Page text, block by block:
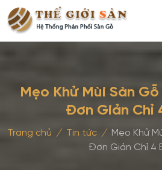
Mẹo Khử Mùi Sàn
Đơn Giản Chỉ
Trang chủ / Tin tức / Mẹo Khử
Đơn Giản Chỉ 4